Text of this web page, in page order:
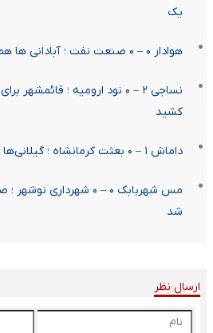
یک
هوادار ۰ – ۰ صنعت نفت ؛ آبادانی ها همچنان دور از منطقه صعود
نساجی ۲ – ۰ نود ارومیه ؛
کشید
داماش ۱ – ۰ بعثت کرمانشاه ؛ گیلانی‌ها به لیگ یک شوک وارد کردند
مس شهربابک ۰ – ۰
شد
ارسال نظر